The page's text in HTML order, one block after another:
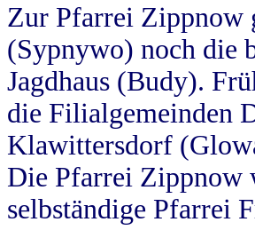
Zur Pfarrei Zippnow
(Sypnywo) noch die
Jagdhaus (Budy).
die Filialgemeinden
Klawittersdorf
Die Pfarrei Zippnow
selbständige Pfarrei